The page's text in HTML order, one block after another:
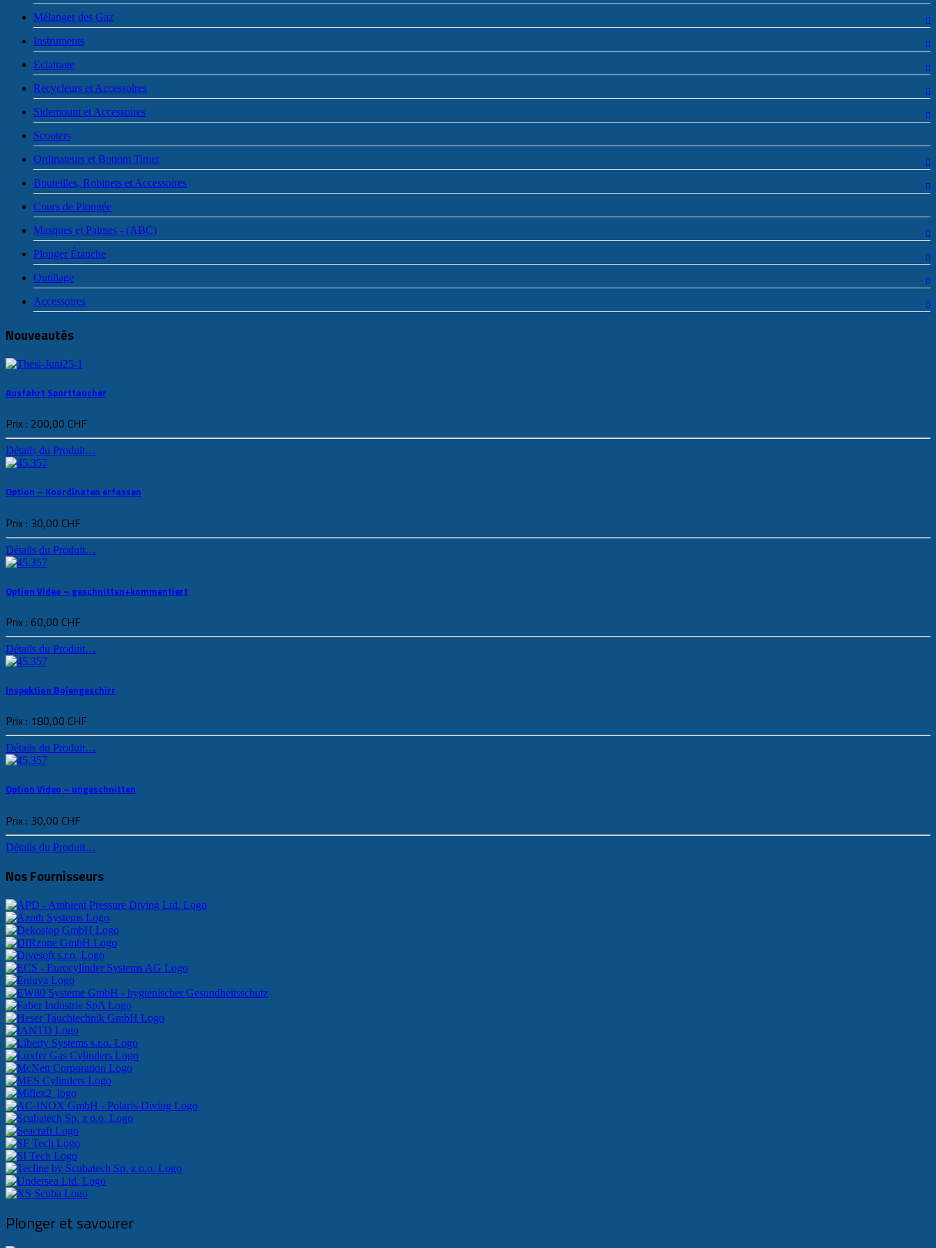
Mélanger des Gaz
Instruments
Eclairage
Recycleurs et Accessoires
Sidemount et Accessoires
Scooters
Ordinateurs et Bottom Timer
Bouteilles, Robinets et Accessoires
Cours de Plongée
Masques et Palmes - (ABC)
Plonger Étanche
Outillage
Accessoires
Nouveautés
Ausfahrt Sporttaucher
Prix : 200,00 CHF
Détails du Produit…
Option – Koordinaten erfassen
Prix : 30,00 CHF
Détails du Produit…
Option Video – geschnitten+kommentiert
Prix : 60,00 CHF
Détails du Produit…
Inspektion Bojengeschirr
Prix : 180,00 CHF
Détails du Produit…
Option Video – ungeschnitten
Prix : 30,00 CHF
Détails du Produit…
Nos Fournisseurs
Plonger et savourer